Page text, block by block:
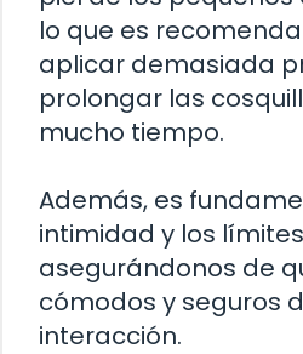
lo que es
aplicar demasiada
prolongar las
mucho tiempo.
Además, es
intimidad y los
asegurándonos de
cómodos y seguros
interacción.